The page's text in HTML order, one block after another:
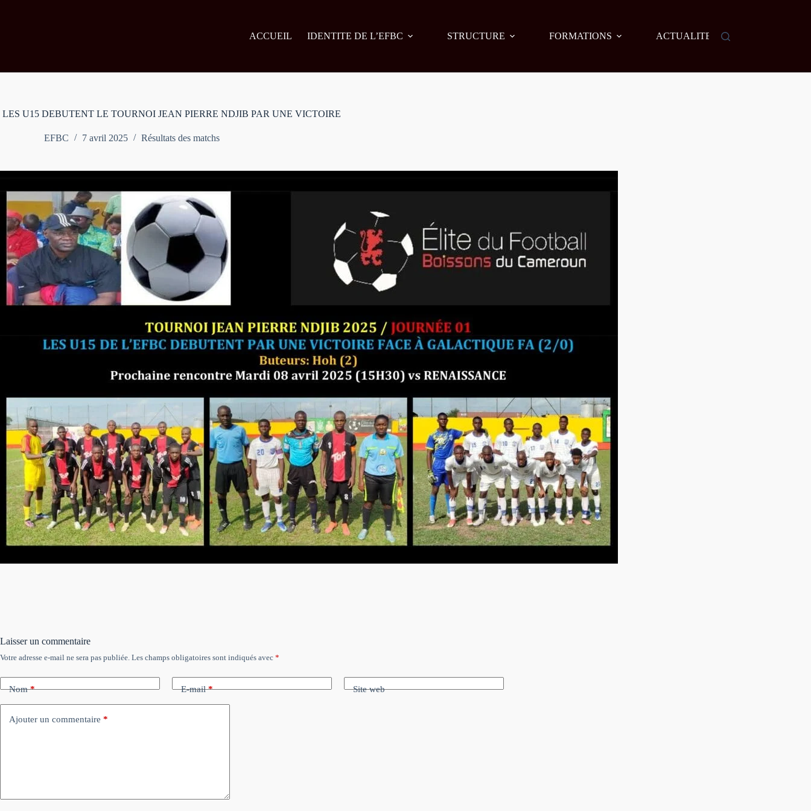
ACCUEIL
IDENTITE DE L’EFBC STRUCTURE FORMATIONS ACTUALITES
LES U15 DEBUTENT LE TOURNOI JEAN PIERRE NDJIB PAR UNE VICTOIRE
EFBC 7 avril 2025 Résultats des matchs
Laisser un commentaire
Votre adresse e-mail ne sera pas publiée. Les champs obligatoires sont indiqués avec *
Nom* E-mail* Site web
Ajouter un commentaire *